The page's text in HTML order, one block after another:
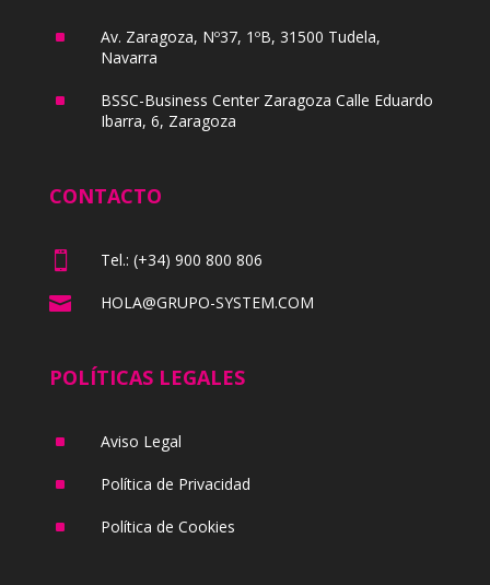
^
Av. Zaragoza, Nº37, 1ºB, 31500 Tudela,
Navarra
^
BSSC-Business Center Zaragoza Calle Eduardo
Ibarra, 6, Zaragoza
CONTACTO
 Tel.: (+34) 900 800 806
 HOLA@GRUPO-SYSTEM.COM
POLÍTICAS LEGALES
^ Aviso Legal
^ Política de Privacidad
^ Política de Cookies